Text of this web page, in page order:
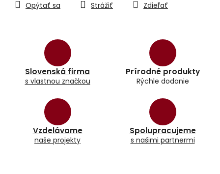
Slovenská firma
s vlastnou značkou
Prírodné produkty
Rýchle dodanie
Vzdelávame
naše projekty
Spolupracujeme
s našimi partnermi
Opýtať sa Strážiť Zdieľať